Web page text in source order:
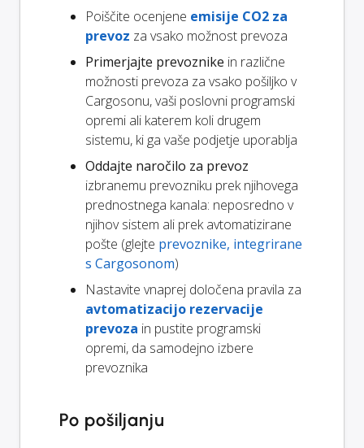
Poiščite ocenjene emisije CO2 za
prevoz za vsako možnost prevoza
Primerjajte prevoznike in različne
možnosti prevoza za vsako pošiljko v
Cargosonu, vaši poslovni programski
opremi ali katerem koli drugem
sistemu, ki ga vaše podjetje uporablja
Oddajte naročilo za prevoz
izbranemu prevozniku prek njihovega
prednostnega kanala: neposredno v
njihov sistem ali prek avtomatizirane
pošte (glejte prevoznike, integrirane
s Cargosonom)
Nastavite vnaprej določena pravila za
avtomatizacijo rezervacije
prevoza in pustite programski
opremi, da samodejno izbere
prevoznika
Po pošiljanju